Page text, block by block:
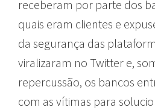
receberam por parte dos
quais eram clientes e
da segurança das
viralizaram no Twitter e,
repercussão, os bancos
com as vítimas para